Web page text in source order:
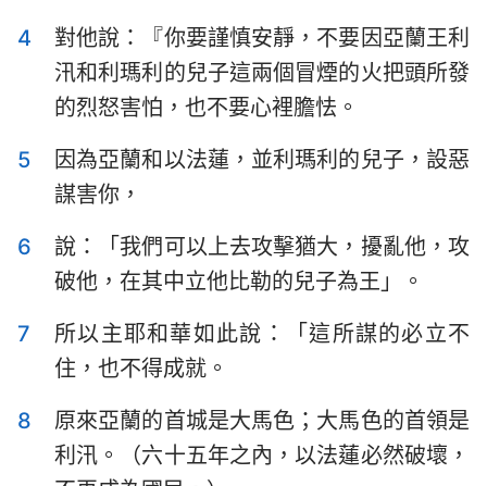
俄巴底亞書 約拿書
彌迦書 那鴻書
哈巴谷書 西番雅書
哈該書
瑪拉基書
4
對他說：『你要謹慎安靜，不要因亞蘭王利
汛和利瑪利的兒子這兩個冒煙的火把頭所發
的烈怒害怕，也不要心裡膽怯。
5
因為亞蘭和以法蓮，並利瑪利的兒子，設惡
謀害你，
6
說：「我們可以上去攻擊猶大，擾亂他，攻
破他，在其中立他比勒的兒子為王」。
7
所以主耶和華如此說：「這所謀的必立不
住，也不得成就。
8
原來亞蘭的首城是大馬色；大馬色的首領是
利汛。（六十五年之內，以法蓮必然破壞，